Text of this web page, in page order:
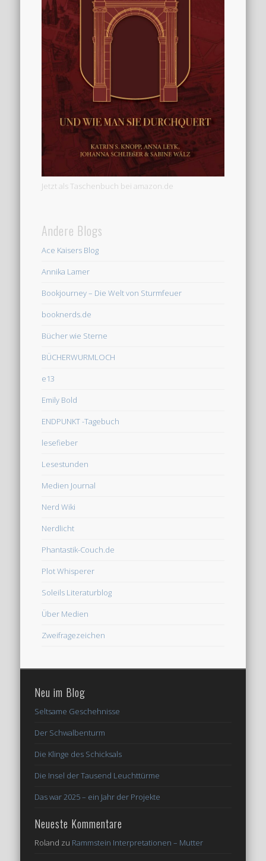
Jetzt als Taschenbuch bei amazon.de
Andere Blogs
Ace Kaisers Blog
Annika Lamer
Bookjourney – Die Welt von Sturmfeuer
booknerds.de
Bücher wie Sterne
BÜCHERWURMLOCH
e13
Emily Bold
ENDPUNKT -Tagebuch
lesefieber
Lesestunden
Medien Journal
Nerd Wiki
Nerdlicht
Phantastik-Couch.de
Plot Whisperer
Soleils Literaturblog
Über Medien
Zweifragezeichen
Neu im Blog
Seltsame Geschehnisse
Der Schwalbenturm
Die Klinge des Schicksals
Die Insel der Tausend Leuchttürme
Das war 2025 – ein Jahr der Projekte
Neueste Kommentare
Roland zu Rammstein Interpretationen – Mutter